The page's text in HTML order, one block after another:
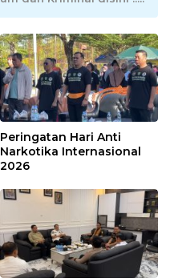
Peringatan Hari Anti
Narkotika Internasional
2026